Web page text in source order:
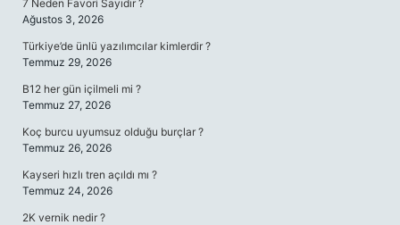
7 Neden Favori Sayıdır ?
Ağustos 3, 2026
Türkiye’de ünlü yazılımcılar kimlerdir ?
Temmuz 29, 2026
B12 her gün içilmeli mi ?
Temmuz 27, 2026
Koç burcu uyumsuz olduğu burçlar ?
Temmuz 26, 2026
Kayseri hızlı tren açıldı mı ?
Temmuz 24, 2026
2K vernik nedir ?